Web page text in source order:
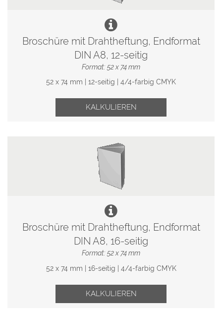
Broschüre mit Drahtheftung, Endformat
DIN A8, 12-seitig
Format: 52 x 74 mm
52 x 74 mm | 12-seitig | 4/4-farbig CMYK
KALKULIEREN
Broschüre mit Drahtheftung, Endformat
DIN A8, 16-seitig
Format: 52 x 74 mm
52 x 74 mm | 16-seitig | 4/4-farbig CMYK
KALKULIEREN